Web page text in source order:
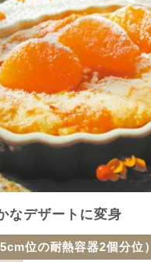
なデザートに変身
位の耐熱容器2個分位）